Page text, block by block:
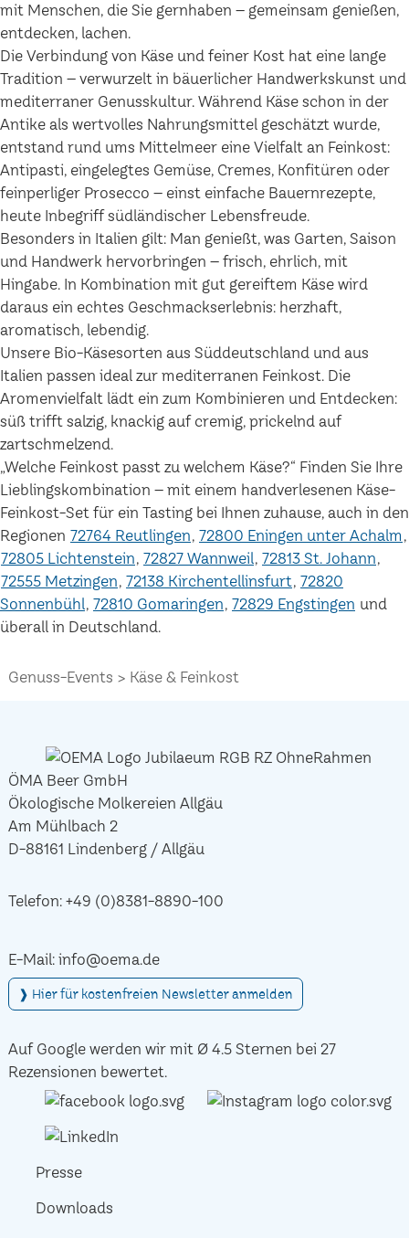
mit Menschen, die Sie gernhaben – gemeinsam genießen,
entdecken, lachen.
Die Verbindung von Käse und feiner Kost hat eine lange
Tradition – verwurzelt in bäuerlicher Handwerkskunst und
mediterraner Genusskultur. Während Käse schon in der
Antike als wertvolles Nahrungsmittel geschätzt wurde,
entstand rund ums Mittelmeer eine Vielfalt an Feinkost:
Antipasti, eingelegtes Gemüse, Cremes, Konfitüren oder
feinperliger Prosecco – einst einfache Bauernrezepte,
heute Inbegriff südländischer Lebensfreude.
Besonders in Italien gilt: Man genießt, was Garten, Saison
und Handwerk hervorbringen – frisch, ehrlich, mit
Hingabe. In Kombination mit gut gereiftem Käse wird
daraus ein echtes Geschmackserlebnis: herzhaft,
aromatisch, lebendig.
Unsere Bio-Käsesorten aus Süddeutschland und aus
Italien passen ideal zur mediterranen Feinkost. Die
Aromenvielfalt lädt ein zum Kombinieren und Entdecken:
süß trifft salzig, knackig auf cremig, prickelnd auf
zartschmelzend.
„Welche Feinkost passt zu welchem Käse?“ Finden Sie Ihre
Lieblingskombination – mit einem handverlesenen Käse-
Feinkost-Set für ein Tasting bei Ihnen zuhause, auch in den
Regionen 72764 Reutlingen 72800 Eningen unter Achalm
72805 Lichtenstein 72827 Wannweil 72813 St. Johann
72555 Metzingen 72138 Kirchentellinsfurt 72820
Sonnenbühl 72810 Gomaringen 72829 Engstingen und
überall in Deutschland.
Genuss-Events Käse & Feinkost
ÖMA Beer GmbH
Ökologische Molkereien Allgäu
Am Mühlbach 2
D-88161 Lindenberg / Allgäu
Telefon: +49 (0)8381-8890-100
E-Mail: info@oema.de
❱ Hier für kostenfreien Newsletter anmelden
Auf Google werden wir mit Ø 4.5 Sternen bei 27
Rezensionen bewertet.
Presse
Downloads